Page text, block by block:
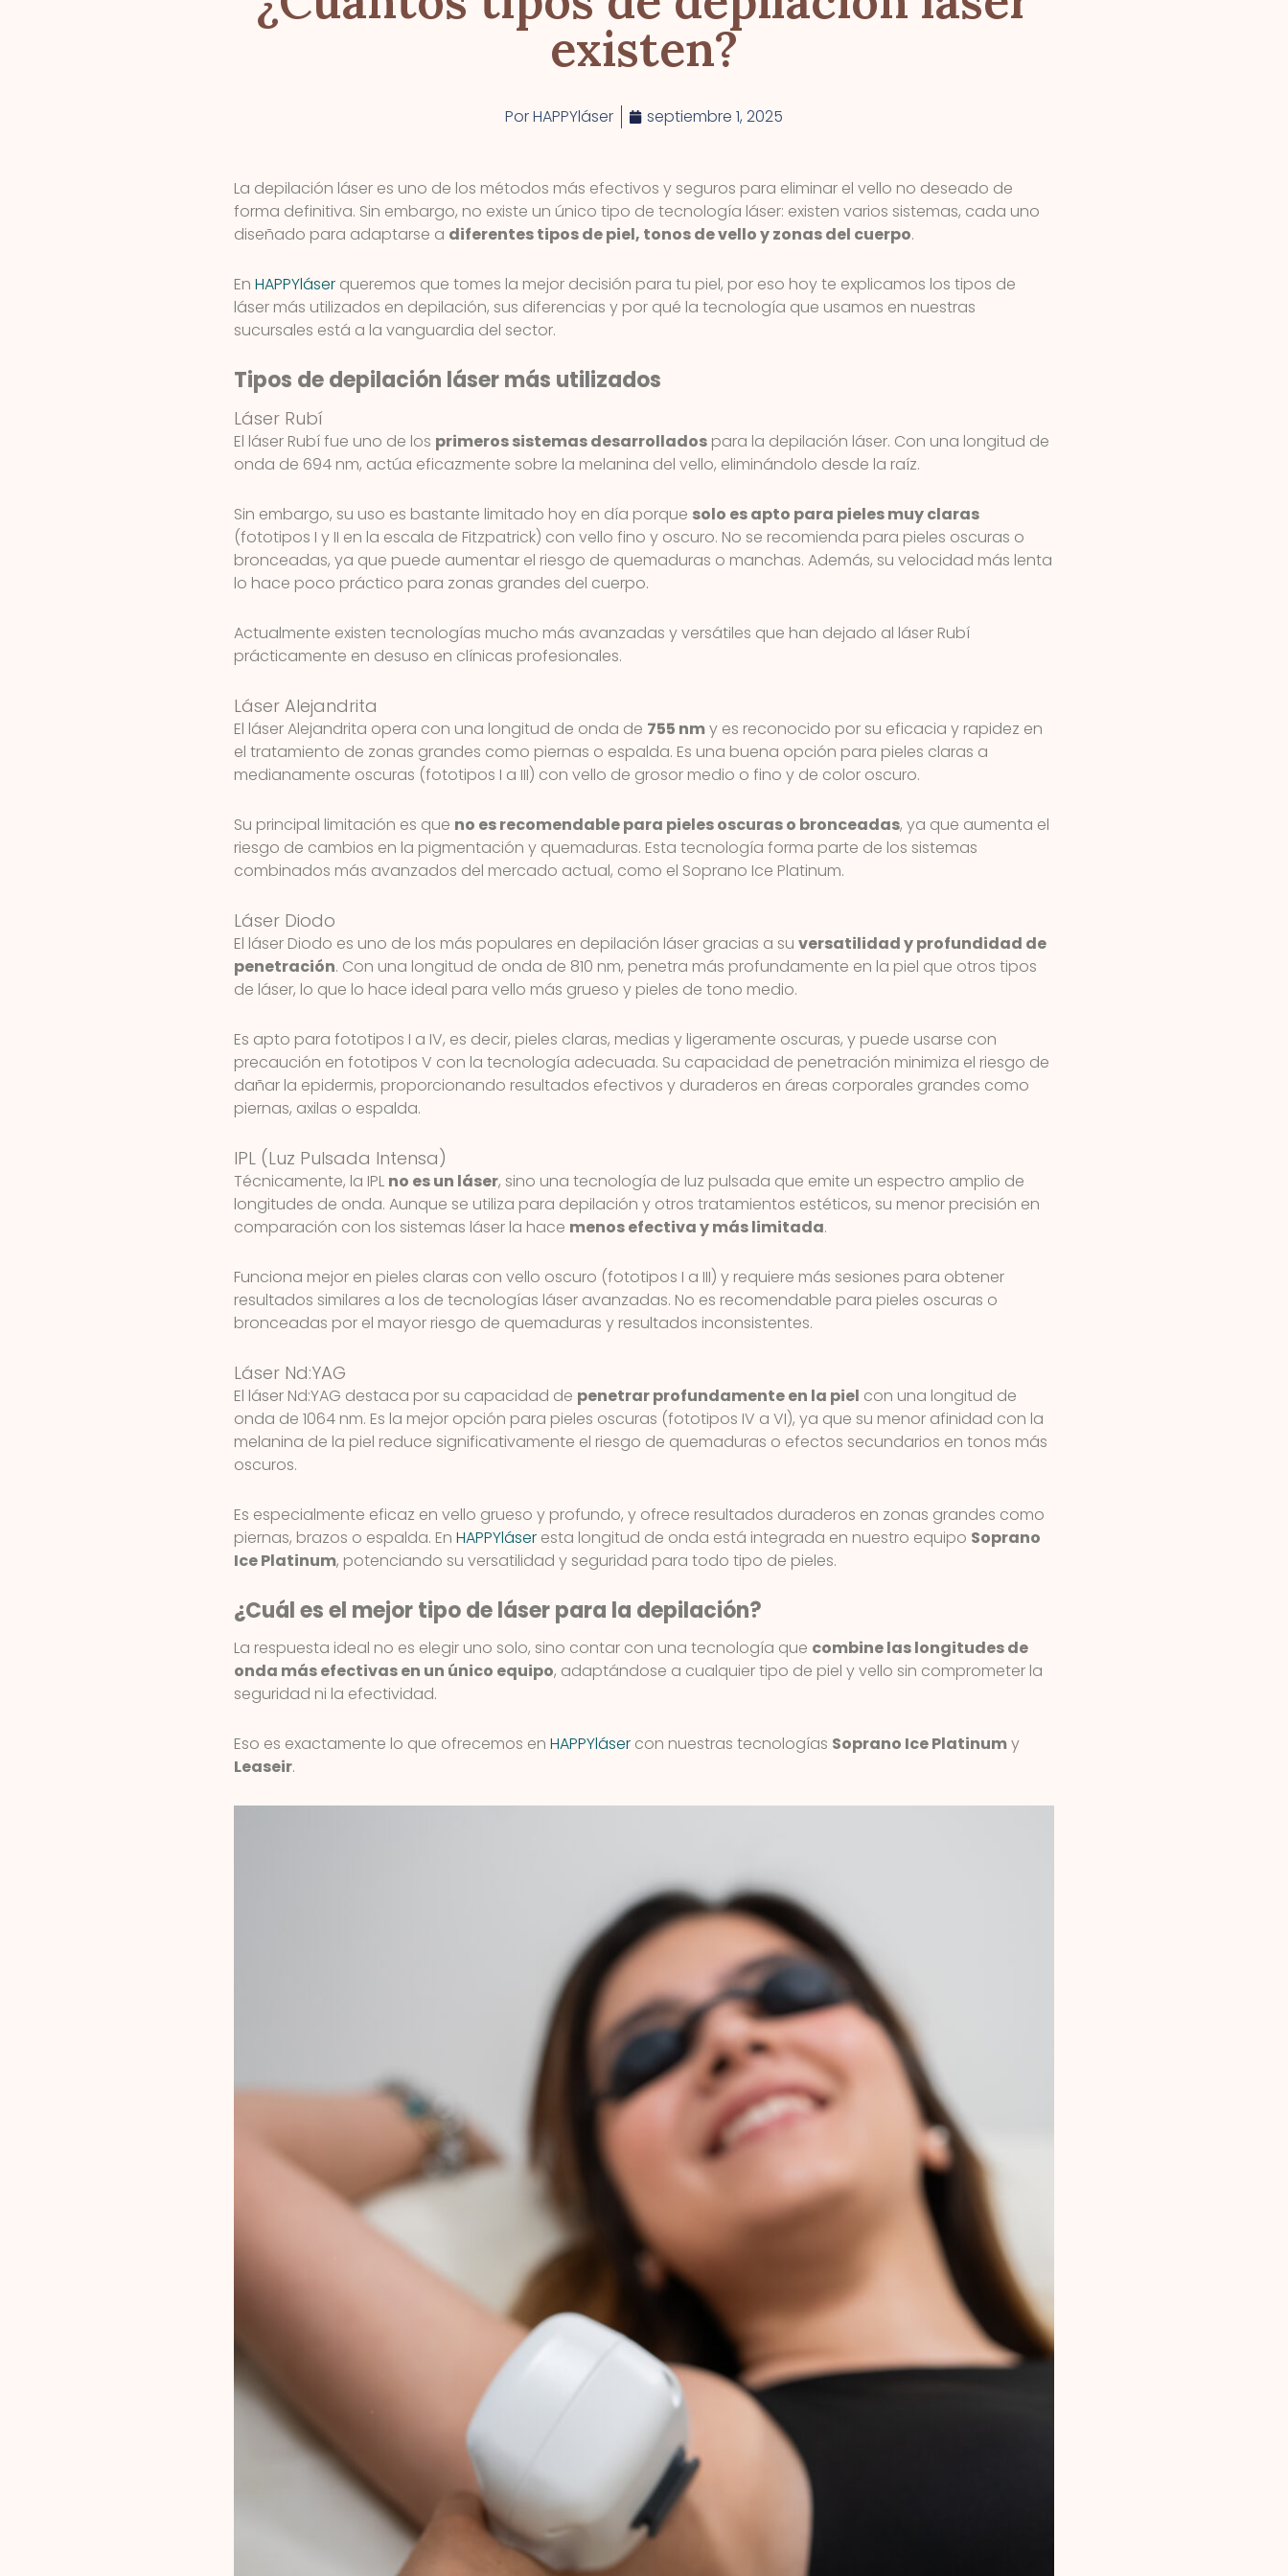
existen?
PorHAPPYláser septiembre 1, 2025
La depilación láser es uno de los métodos más efectivos y seguros para eliminar el vello no deseado de
forma definitiva. Sin embargo, no existe un único tipo de tecnología láser: existen varios sistemas, cada uno
diseñado para adaptarse a diferentes tipos de piel, tonos de vello y zonas del cuerpo.
En HAPPYláser queremos que tomes la mejor decisión para tu piel, por eso hoy te explicamos los tipos de
láser más utilizados en depilación, sus diferencias y por qué la tecnología que usamos en nuestras
sucursales está a la vanguardia del sector.
Tipos de depilación láser más utilizados
Láser Rubí
El láser Rubí fue uno de los primeros sistemas desarrollados para la depilación láser. Con una longitud de
onda de 694 nm, actúa eficazmente sobre la melanina del vello, eliminándolo desde la raíz.
Sin embargo, su uso es bastante limitado hoy en día porque solo es apto para pieles muy claras
(fototipos I y II en la escala de Fitzpatrick) con vello fino y oscuro. No se recomienda para pieles oscuras o
bronceadas, ya que puede aumentar el riesgo de quemaduras o manchas. Además, su velocidad más lenta
lo hace poco práctico para zonas grandes del cuerpo.
Actualmente existen tecnologías mucho más avanzadas y versátiles que han dejado al láser Rubí
prácticamente en desuso en clínicas profesionales.
Láser Alejandrita
El láser Alejandrita opera con una longitud de onda de 755 nmy es reconocido por su eficacia y rapidez en
el tratamiento de zonas grandes como piernas o espalda. Es una buena opción para pieles claras a
medianamente oscuras (fototipos I a III) con vello de grosor medio o fino y de color oscuro.
Su principal limitación es que no es recomendable para pieles oscuras o bronceadas, ya que aumenta el
riesgo de cambios en la pigmentación y quemaduras. Esta tecnología forma parte de los sistemas
combinados más avanzados del mercado actual, como el Soprano Ice Platinum.
Láser Diodo
El láser Diodo es uno de los más populares en depilación láser gracias a su versatilidad y profundidad de
penetración. Con una longitud de onda de 810 nm, penetra más profundamente en la piel que otros tipos
de láser, lo que lo hace ideal para vello más grueso y pieles de tono medio.
Es apto para fototipos I a IV, es decir, pieles claras, medias y ligeramente oscuras, y puede usarse con
precaución en fototipos V con la tecnología adecuada. Su capacidad de penetración minimiza el riesgo de
dañar la epidermis, proporcionando resultados efectivos y duraderos en áreas corporales grandes como
piernas, axilas o espalda.
IPL (Luz Pulsada Intensa)
Técnicamente, la IPL no es un láser, sino una tecnología de luz pulsada que emite un espectro amplio de
longitudes de onda. Aunque se utiliza para depilación y otros tratamientos estéticos, su menor precisión en
comparación con los sistemas láser la hace menos efectiva y más limitada.
Funciona mejor en pieles claras con vello oscuro (fototipos I a III) y requiere más sesiones para obtener
resultados similares a los de tecnologías láser avanzadas. No es recomendable para pieles oscuras o
bronceadas por el mayor riesgo de quemaduras y resultados inconsistentes.
Láser Nd:YAG
El láser Nd:YAG destaca por su capacidad de penetrar profundamente en la piel con una longitud de
onda de 1064 nm. Es la mejor opción para pieles oscuras (fototipos IV a VI), ya que su menor afinidad con la
melanina de la piel reduce significativamente el riesgo de quemaduras o efectos secundarios en tonos más
oscuros.
Es especialmente eficaz en vello grueso y profundo, y ofrece resultados duraderos en zonas grandes como
piernas, brazos o espalda. En HAPPYláser esta longitud de onda está integrada en nuestro equipo Soprano
Ice Platinum, potenciando su versatilidad y seguridad para todo tipo de pieles.
¿Cuál es el mejor tipo de láser para la depilación?
La respuesta ideal no es elegir uno solo, sino contar con una tecnología que combine las longitudes de
onda más efectivas en un único equipo, adaptándose a cualquier tipo de piel y vello sin comprometer la
seguridad ni la efectividad.
Eso es exactamente lo que ofrecemos en HAPPYláser con nuestras tecnologías Soprano Ice Platinumy
Leaseir.